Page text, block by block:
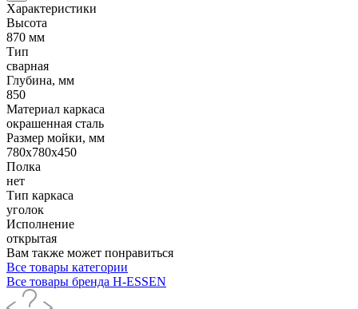
Характеристики
Высота
870 мм
Тип
сварная
Глубина, мм
850
Материал каркаса
окрашенная сталь
Размер мойки, мм
780х780х450
Полка
нет
Тип каркаса
уголок
Исполнение
открытая
Вам также может понравиться
Все товары категории
Все товары бренда H-ESSEN